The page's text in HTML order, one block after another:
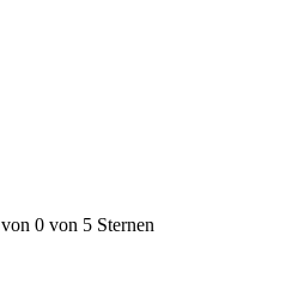
0 von 5 Sternen